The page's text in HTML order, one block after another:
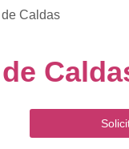
de
Veículo
Caldas